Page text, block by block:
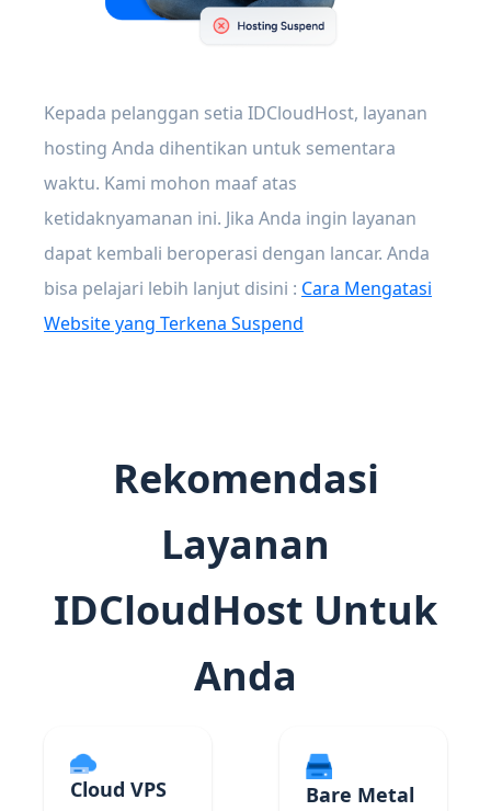
Kepada pelanggan setia IDCloudHost, layanan
hosting Anda dihentikan untuk sementara
waktu. Kami mohon maaf atas
ketidaknyamanan ini. Jika Anda ingin layanan
dapat kembali beroperasi dengan lancar. Anda
bisa pelajari lebih lanjut disini : Cara Mengatasi
Website yang Terkena Suspend
Rekomendasi
Layanan
IDCloudHost Untuk
Anda
Cloud VPS
Bare Metal